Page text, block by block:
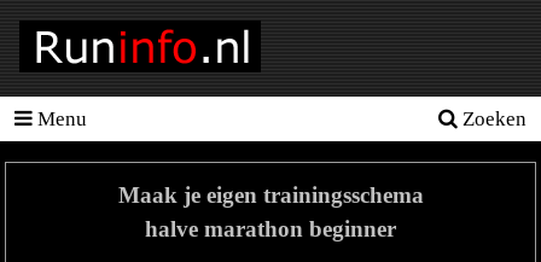
Menu Zoeken
Homepage
Maak je eigen trainingsschema
halve marathon beginner